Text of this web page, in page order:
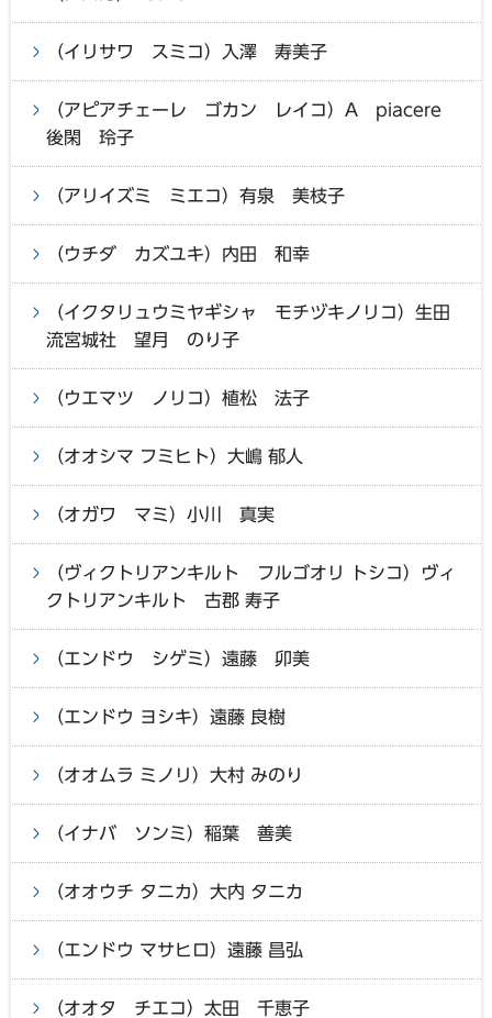
（イリサワ スミコ）入澤 寿美子
（アピアチェーレ ゴカン レイコ）A piacere
後閑 玲子
（アリイズミ ミエコ）有泉 美枝子
（ウチダ カズユキ）内田 和幸
（イクタリュウミヤギシャ モチヅキノリコ）生田
流宮城社 望月 のり子
（ウエマツ ノリコ）植松 法子
（オオシマ フミヒト）大嶋 郁人
（オガワ マミ）小川 真実
（ヴィクトリアンキルト フルゴオリ トシコ）ヴィ
クトリアンキルト 古郡 寿子
（エンドウ シゲミ）遠藤 卯美
（エンドウ ヨシキ）遠藤 良樹
（オオムラ ミノリ）大村 みのり
（イナバ ソンミ）稲葉 善美
（オオウチ タニカ）大内 タニカ
（エンドウ マサヒロ）遠藤 昌弘
（オオタ チエコ）太田 千恵子